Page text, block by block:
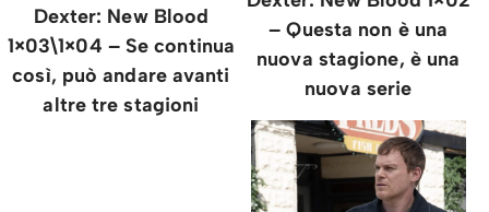
Dexter: New Blood
1×03\1×04 – Se continua
così, può andare avanti
altre tre stagioni
– Questa non è una
nuova stagione, è una
nuova serie